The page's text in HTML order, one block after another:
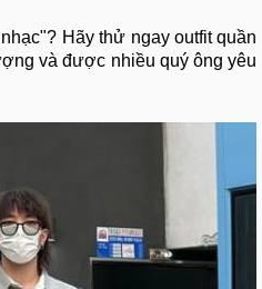
Hãy thử ngay outfit quần
và được nhiều quý ông yêu